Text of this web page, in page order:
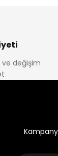
ve değişim